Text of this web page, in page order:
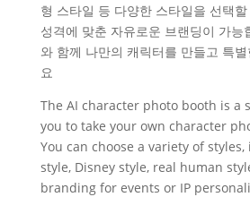
형 스타일 등 다양한 스타일을 선택
성격에 맞춘 자유로운 브랜딩이 가능
와 함께 나만의 캐릭터를 만들고 특
요
The AI character photo booth is a
you to take your own character
You can choose a variety of
style, Disney style, real human
branding for events or IP